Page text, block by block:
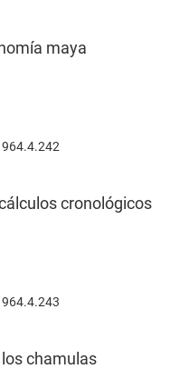
maya
cronológicos
chamulas